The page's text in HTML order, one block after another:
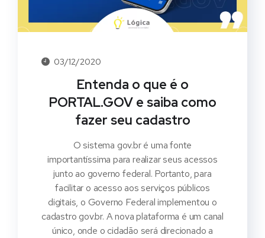
03/12/2020
Entenda o que é o
PORTAL.GOV e saiba como
fazer seu cadastro
O sistema gov.br é uma fonte
importantíssima para realizar seus acessos
junto ao governo federal. Portanto, para
facilitar o acesso aos serviços públicos
digitais, o Governo Federal implementou o
cadastro gov.br. A nova plataforma é um canal
único, onde o cidadão será direcionado a